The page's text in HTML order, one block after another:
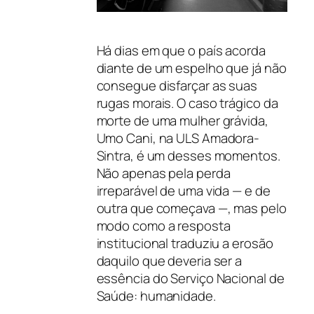
Há dias em que o país acorda
diante de um espelho que já não
consegue disfarçar as suas
rugas morais. O caso trágico da
morte de uma mulher grávida,
Umo Cani, na ULS Amadora-
Sintra, é um desses momentos.
Não apenas pela perda
irreparável de uma vida — e de
outra que começava —, mas pelo
modo como a resposta
institucional traduziu a erosão
daquilo que deveria ser a
essência do Serviço Nacional de
Saúde: humanidade.